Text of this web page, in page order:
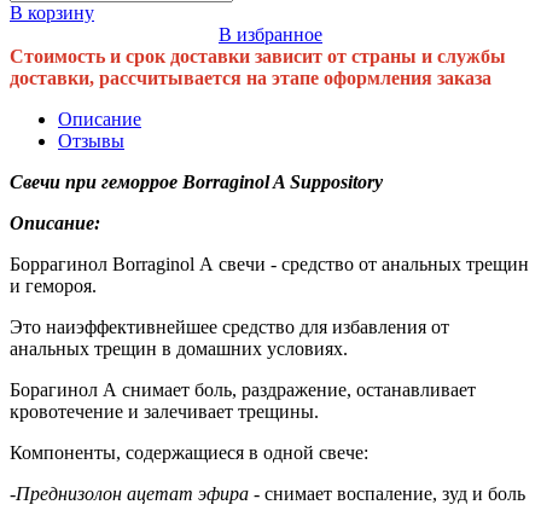
В корзину
В избранное
Стоимость и срок доставки зависит от страны и службы
доставки, рассчитывается на этапе оформления заказа
Описание
Отзывы
Свечи при геморрое Borraginol A Suppository
Описание:
Боррагинол Borraginol А свечи - средство от анальных трещин
и гемороя.
Это наиэффективнейшее средство для избавления от
анальных трещин в домашних условиях.
Борагинол А снимает боль, раздражение, останавливает
кровотечение и залечивает трещины.
Компоненты, содержащиеся в одной свече:
-Преднизолон ацетат эфира - снимает воспаление, зуд и боль